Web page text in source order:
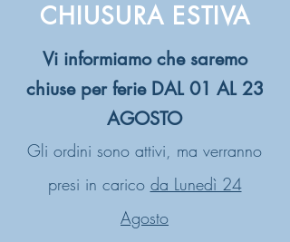
CHIUSURA ESTIVA
Vi informiamo che saremo
chiuse per ferie DAL 01 AL 23
AGOSTO
Gli ordini sono attivi, ma verranno
presi in carico da Lunedì 24
Agosto